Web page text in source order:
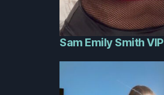
Sam Emily Smith VIP